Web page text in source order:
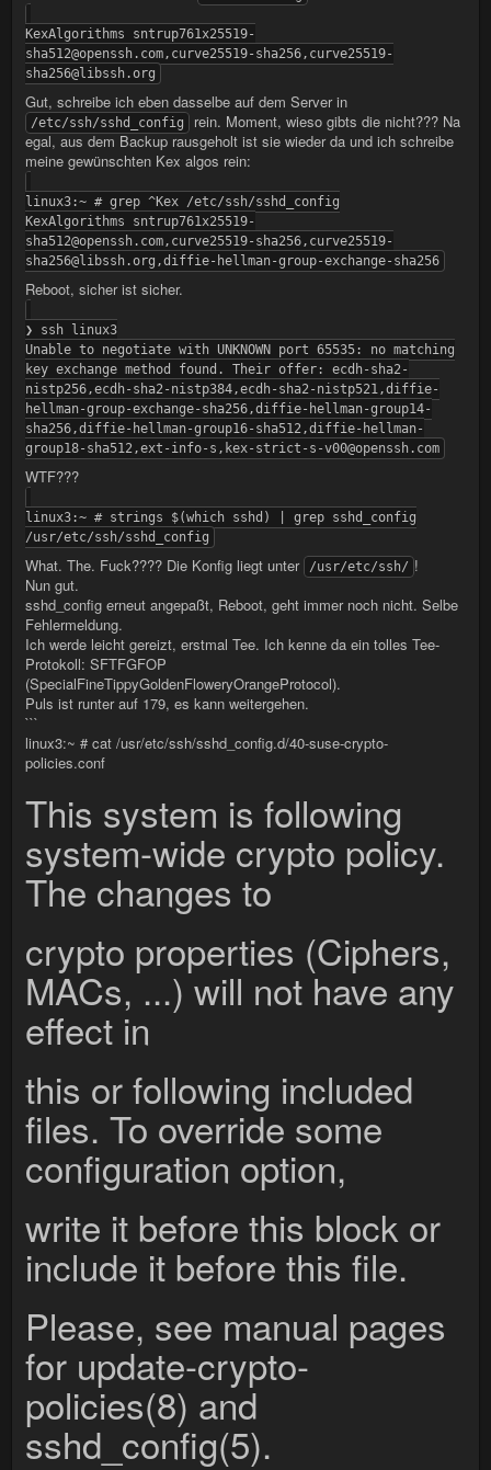
KexAlgorithms sntrup761x25519-
sha512@openssh.com,curve25519-sha256,curve25519-
sha256@libssh.org
Gut, schreibe ich eben dasselbe auf dem Server in
/etc/ssh/sshd_config
rein. Moment, wieso gibts die nicht??? Na
egal, aus dem Backup rausgeholt ist sie wieder da und ich schreibe
meine gewünschten Kex algos rein:
linux3:~ # grep ^Kex /etc/ssh/sshd_config
KexAlgorithms sntrup761x25519-
sha512@openssh.com,curve25519-sha256,curve25519-
sha256@libssh.org,diffie-hellman-group-exchange-sha256
Reboot, sicher ist sicher.
❯ ssh linux3
Unable to negotiate with UNKNOWN port 65535: no matching
key exchange method found. Their offer: ecdh-sha2-
nistp256,ecdh-sha2-nistp384,ecdh-sha2-nistp521,diffie-
hellman-group-exchange-sha256,diffie-hellman-group14-
sha256,diffie-hellman-group16-sha512,diffie-hellman-
group18-sha512,ext-info-s,kex-strict-s-v00@openssh.com
WTF???
linux3:~ # strings $(which sshd) | grep sshd_config
/usr/etc/ssh/sshd_config
What. The. Fuck???? Die Konfig liegt unter /usr/etc/ssh/ !
Nun gut.
sshd_config erneut angepaßt, Reboot, geht immer noch nicht. Selbe
Fehlermeldung.
Ich werde leicht gereizt, erstmal Tee. Ich kenne da ein tolles Tee-
Protokoll: SFTFGFOP
(SpecialFineTippyGoldenFloweryOrangeProtocol).
Puls ist runter auf 179, es kann weitergehen.
```
linux3:~ # cat /usr/etc/ssh/sshd_config.d/40-suse-crypto-
policies.conf
This system is following
system-wide crypto policy.
The changes to
crypto properties (Ciphers,
MACs, ...) will not have any
effect in
this or following included
files. To override some
configuration option,
write it before this block or
include it before this file.
Please, see manual pages
for update-crypto-
policies(8) and
sshd_config(5).